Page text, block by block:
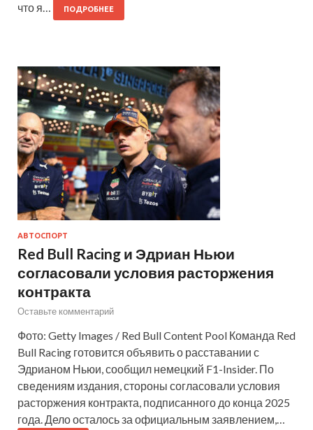
что я…
ПОДРОБНЕЕ
АВТОСПОРТ
Red Bull Racing и Эдриан Ньюи
согласовали условия расторжения
контракта
Оставьте комментарий
Фото: Getty Images / Red Bull Content Pool Команда Red
Bull Racing готовится объявить о расставании с
Эдрианом Ньюи, сообщил немецкий F1-Insider. По
сведениям издания, стороны согласовали условия
расторжения контракта, подписанного до конца 2025
года. Дело осталось за официальным заявлением,…